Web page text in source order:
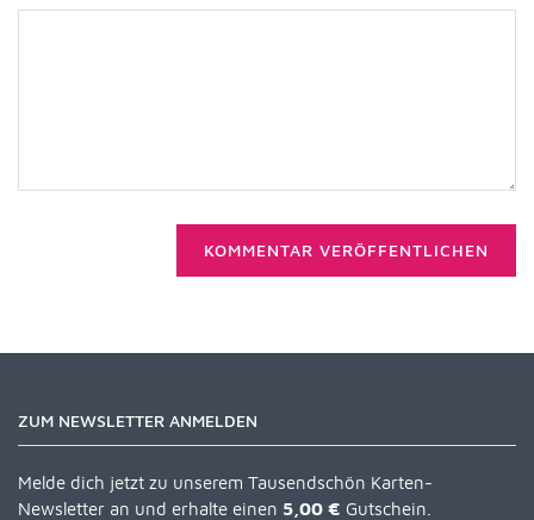
KOMMENTAR VERÖFFENTLICHEN
ZUM NEWSLETTER ANMELDEN
Melde dich jetzt zu unserem Tausendschön Karten-
Newsletter an und erhalte einen 5,00 € Gutschein.